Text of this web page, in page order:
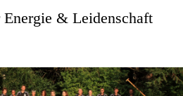
& Leidenschaft